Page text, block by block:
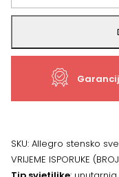
zidna
svjetiljka,
cm,
SKU: Allegro stensko
VRIJEME ISPORUKE